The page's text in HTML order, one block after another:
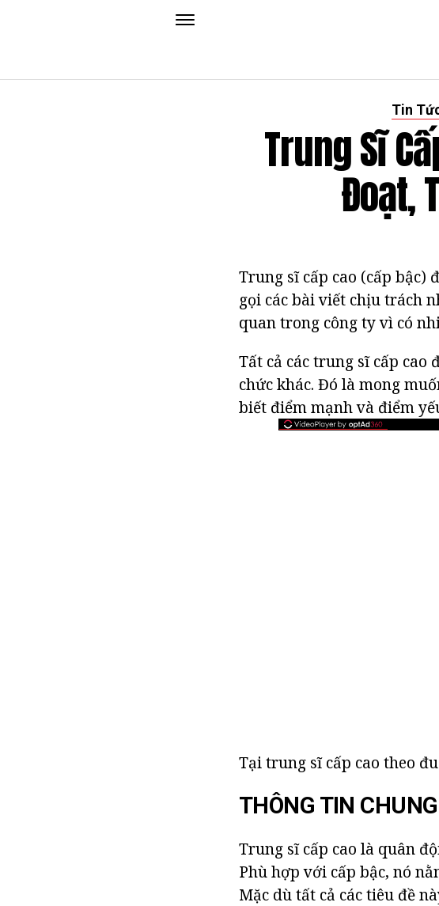
Tin
Trung Sĩ
Đoạt,
Trung sĩ cấp cao (cấp bậc)
gọi các bài viết chịu trách
quan trong công ty vì có
Tất cả các trung sĩ cấp cao
chức khác. Đó là mong
biết điểm mạnh và điểm
Tại trung sĩ cấp cao theo
THÔNG TIN CHUNG
Trung sĩ cấp cao là quân
Phù hợp với cấp bậc, nó
Mặc dù tất cả các tiêu đề